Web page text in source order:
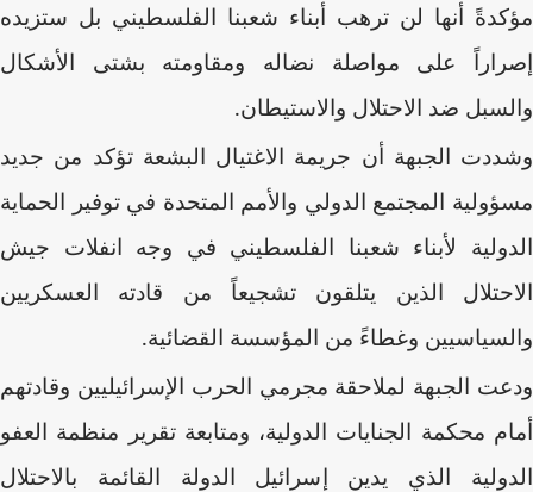
مؤكدةً أنها لن ترهب أبناء شعبنا الفلسطيني بل ستزيده
إصراراً على مواصلة نضاله ومقاومته بشتى الأشكال
والسبل ضد الاحتلال والاستيطان.
وشددت الجبهة أن جريمة الاغتيال البشعة تؤكد من جديد
مسؤولية المجتمع الدولي والأمم المتحدة في توفير الحماية
الدولية لأبناء شعبنا الفلسطيني في وجه انفلات جيش
الاحتلال الذين يتلقون تشجيعاً من قادته العسكريين
والسياسيين وغطاءً من المؤسسة القضائية.
ودعت الجبهة لملاحقة مجرمي الحرب الإسرائيليين وقادتهم
أمام محكمة الجنايات الدولية، ومتابعة تقرير منظمة العفو
الدولية الذي يدين إسرائيل الدولة القائمة بالاحتلال